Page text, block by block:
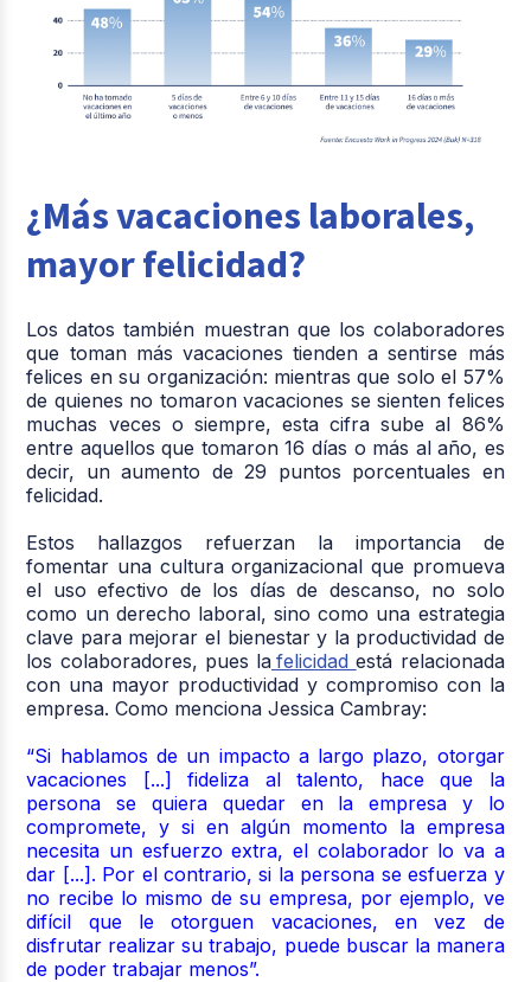
¿Más vacaciones laborales,
mayor felicidad?
Los datos también muestran que los colaboradores
que toman más vacaciones tienden a sentirse más
felices en su organización: mientras que solo el 57%
de quienes no tomaron vacaciones se sienten felices
muchas veces o siempre, esta cifra sube al 86%
entre aquellos que tomaron 16 días o más al año, es
decir, un aumento de 29 puntos porcentuales en
felicidad.
Estos hallazgos refuerzan la importancia de
fomentar una cultura organizacional que promueva
el uso efectivo de los días de descanso, no solo
como un derecho laboral, sino como una estrategia
clave para mejorar el bienestar y la productividad de
los colaboradores, pues la felicidadestá relacionada
con una mayor productividad y compromiso con la
empresa. Como menciona Jessica Cambray:
“Si hablamos de un impacto a largo plazo, otorgar
vacaciones [...] fideliza al talento, hace que la
persona se quiera quedar en la empresa y lo
compromete, y si en algún momento la empresa
necesita un esfuerzo extra, el colaborador lo va a
dar [...]. Por el contrario, si la persona se esfuerza y
no recibe lo mismo de su empresa, por ejemplo, ve
difícil que le otorguen vacaciones, en vez de
disfrutar realizar su trabajo, puede buscar la manera
de poder trabajar menos”.